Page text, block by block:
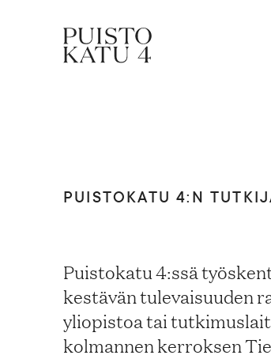
Yhteisömme
Vuokraa tila!
PUISTOKATU 4:N
Puistokatu 4:ssä
kestävän tulevaisuuden
yliopistoa tai
kolmannen kerroksen